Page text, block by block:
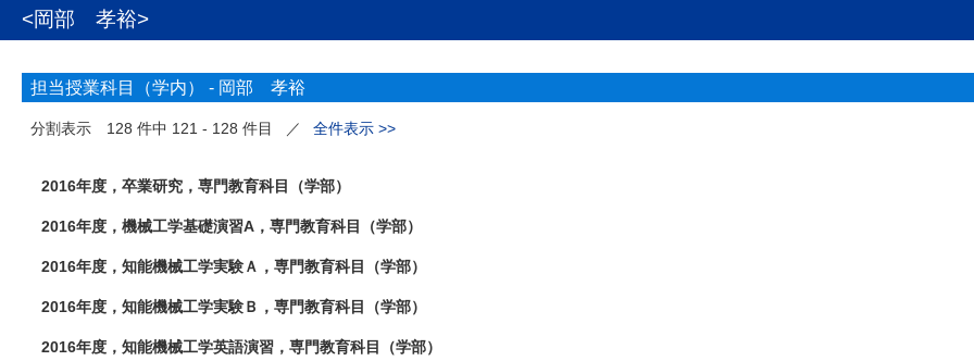
<岡部 孝裕>
担当授業科目（学内） - 岡部 孝裕
分割表示 128 件中 121 - 128 件目 ／ 全件表示 >>
2016年度，卒業研究，専門教育科目（学部）
2016年度，機械工学基礎演習A，専門教育科目（学部）
2016年度，知能機械工学実験Ａ，専門教育科目（学部）
2016年度，知能機械工学実験Ｂ，専門教育科目（学部）
2016年度，知能機械工学英語演習，専門教育科目（学部）